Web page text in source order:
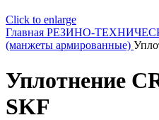
Click to enlarge
Главная РЕЗИНО-
(манжеты армированные)
Уплотнение
SKF